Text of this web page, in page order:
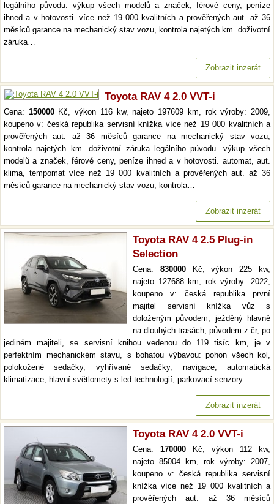
legálního původu. výkup všech modelů a značek, férové ceny, peníze
ihned a v hotovosti. více než 19 000 kvalitních a prověřených aut. až 36
měsíců garance na mechanický stav vozu, kontrola najetých km. doživotní
záruka…
Zobrazit inzerát
Toyota RAV 4 2.0 VVT-i
Cena: 150000Kč, výkon 116 kw, najeto 197609 km, rok výroby: 2009,
koupeno v: česká republika servisní knížka více než 19 000 kvalitních a
prověřených aut. až 36 měsíců garance na mechanický stav vozu,
kontrola najetých km. doživotní záruka legálního původu. výkup všech
modelů a značek, férové ceny, peníze ihned a v hotovosti. automat, aut.
klima, tempomat více než 19 000 kvalitních a prověřených aut. až 36
měsíců garance na mechanický stav vozu, kontrola…
Zobrazit inzerát
Toyota RAV 4 2.5 Plug-in
Selection
Cena: 830000Kč, výkon 225 kw,
najeto 127688 km, rok výroby: 2022,
koupeno v: česká republika první
majitel servisní knížka vůz s
doloženým původem, ježděný hlavně
na dlouhých trasách, původem z čr, po
jediném majiteli, se servisní knihou vedenou do 119 tisíc km, je v
perfektním mechanickém stavu, s bohatou výbavou: pohon všech kol,
polokožené sedačky, vyhřívané sedačky, navigace, automatická
klimatizace, hlavní světlomety s led technologií, parkovací senzory.…
Zobrazit inzerát
Toyota RAV 4 2.0 VVT-i
Cena: 170000 Kč, výkon 112 kw,
najeto 85004 km, rok výroby: 2007,
koupeno v: česká republika servisní
knížka více než 19 000 kvalitních a
prověřených aut. až 36 měsíců